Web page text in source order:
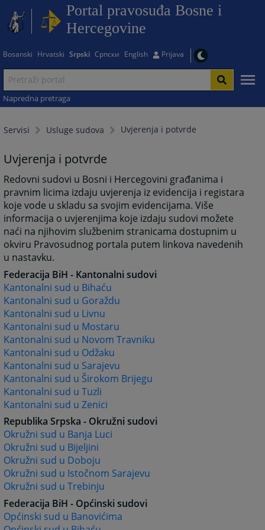
Portal pravosuđa Bosne i
Hercegovine
Bosanski Hrvatski Srpski Српски English Prijava
Napredna pretraga
Servisi Usluge sudova Uvjerenja i potvrde
Uvjerenja i potvrde
Redovni sudovi u Bosni i Hercegovini građanima i
pravnim licima izdaju uvjerenja iz evidencija i registara
koje vode u skladu sa svojim evidencijama. Više
informacija o uvjerenjima koje izdaju sudovi možete
naći na njihovim službenim stranicama dostupnim u
okviru Pravosudnog portala putem linkova navedenih
u nastavku.
Federacija BiH - Kantonalni sudovi
Kantonalni sud u Bihaću
Kantonalni sud u Goraždu
Kantonalni sud u Livnu
Kantonalni sud u Mostaru
Kantonalni sud u Novom Travniku
Kantonalni sud u Odžaku
Kantonalni sud u Sarajevu
Kantonalni sud u Širokom Brijegu
Kantonalni sud u Tuzli
Kantonalni sud u Zenici
Republika Srpska - Okružni sudovi
Okružni sud u Banja Luci
Okružni sud u Bijeljini
Okružni sud u Doboju
Okružni sud u Istočnom Sarajevu
Okružni sud u Trebinju
Federacija BiH - Općinski sudovi
Općinski sud u Banovićima